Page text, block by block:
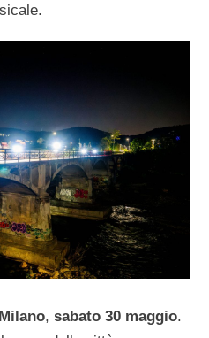
Milano,sabato 30 maggio.